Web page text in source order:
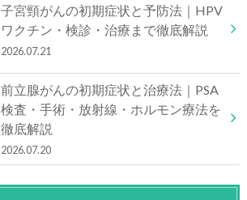
子宮頸がんの初期症状と予防法｜HPV
ワクチン・検診・治療まで徹底解説
2026.07.21
前立腺がんの初期症状と治療法｜PSA
検査・手術・放射線・ホルモン療法を
徹底解説
2026.07.20